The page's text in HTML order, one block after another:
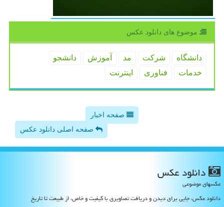
موضوع های دانلود عكس
دانشگاه شركت مد آموزش
دانشجو
خدمات
فناوری اینترنت
صفحه اخبار
صفحه اصلی دانلود عکس
دانلود عكس
عکسهای موضوعی
دانلود عکس، جایی برای دیدن و دریافت تصاویری با کیفیت و خاص، از طبیعت تا تاریخ